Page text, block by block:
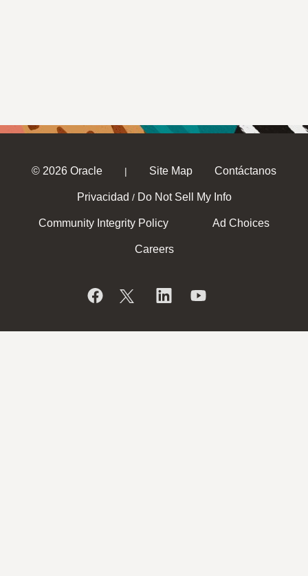
© 2026 Oracle | Site Map Contáctanos
Privacidad / Do Not Sell My Info
Community Integrity Policy Ad Choices
Careers